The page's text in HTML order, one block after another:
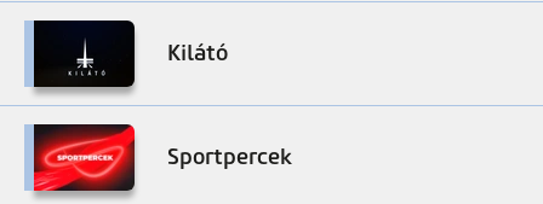
Kilátó
Sportpercek